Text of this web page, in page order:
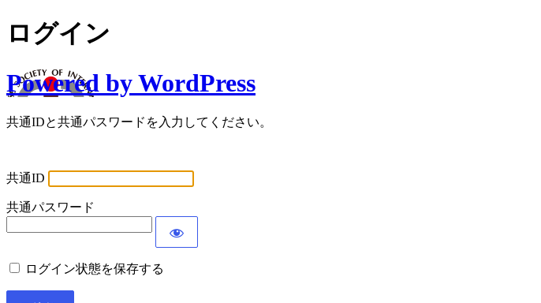
ログイン
Powered by WordPress
共通IDと共通パスワードを入力してください。
共通ID
共通パスワード
ログイン状態を保存する